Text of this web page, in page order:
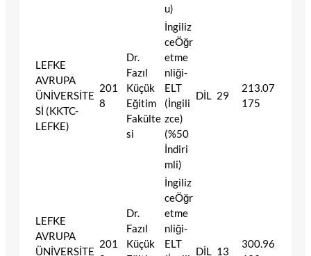
u)
LEFKE
AVRUPA
ÜNİVERSİTE
Sİ (KKTC-
LEFKE)
201
8
Dr.
Fazıl
Küçük
Eğitim
Fakülte
si
İngiliz
ceÖğr
etme
nliği-
ELT
(İngili
zce)
(%50
İndiri
mli)
DİL 29
213.07
175
LEFKE
AVRUPA
ÜNİVERSİTE
201
Dr.
Fazıl
Küçük
İngiliz
ceÖğr
etme
nliği-
ELT
DİL 13
300.96